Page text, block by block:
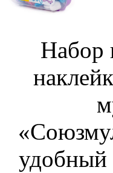
Набор
удобный